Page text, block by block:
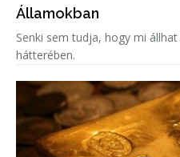
Államokban
Senki sem tudja, hogy mi
hátterében.